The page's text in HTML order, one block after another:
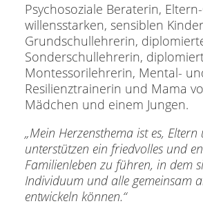
Psychosoziale Beraterin,
willensstarken, sensiblen
Grundschullehrerin,
Sonderschullehrerin,
Montessorilehrerin, Mental-
Resilienztrainerin und Mama
Mädchen und einem Jungen.
„Mein Herzensthema ist es,
unterstützen ein friedvolles und
Familienleben zu führen, in dem
Individuum und alle gemeinsam
entwickeln können.“